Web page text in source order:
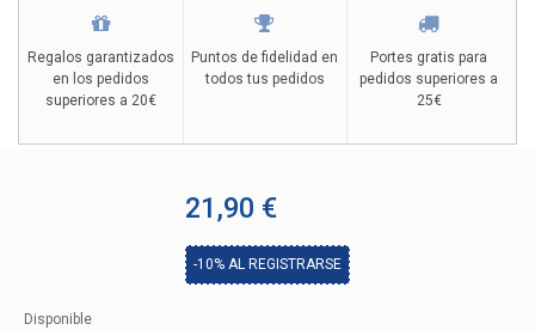
Regalos garantizados
en los pedidos
superiores a 20€
Puntos de fidelidad en
todos tus pedidos
Portes gratis para
pedidos superiores a
25€
21,90 €
-10% AL REGISTRARSE
Disponible